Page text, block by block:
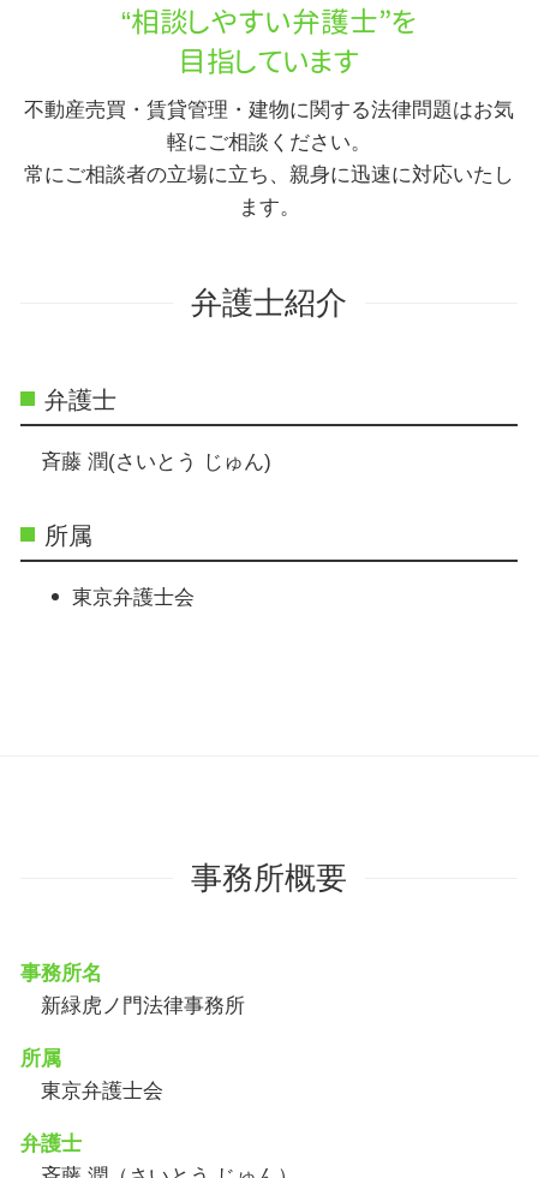
“相談しやすい弁護士”を
目指しています
不動産売買・賃貸管理・建物に関する法律問題はお気
軽にご相談ください。
常にご相談者の立場に立ち、親身に迅速に対応いたし
ます。
弁護士紹介
弁護士
斉藤 潤(さいとう じゅん)
所属
東京弁護士会
事務所概要
事務所名
新緑虎ノ門法律事務所
所属
東京弁護士会
弁護士